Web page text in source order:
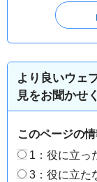
より良いウェ
見をお聞かせ
このページの
1：役に立っ
3：役に立た